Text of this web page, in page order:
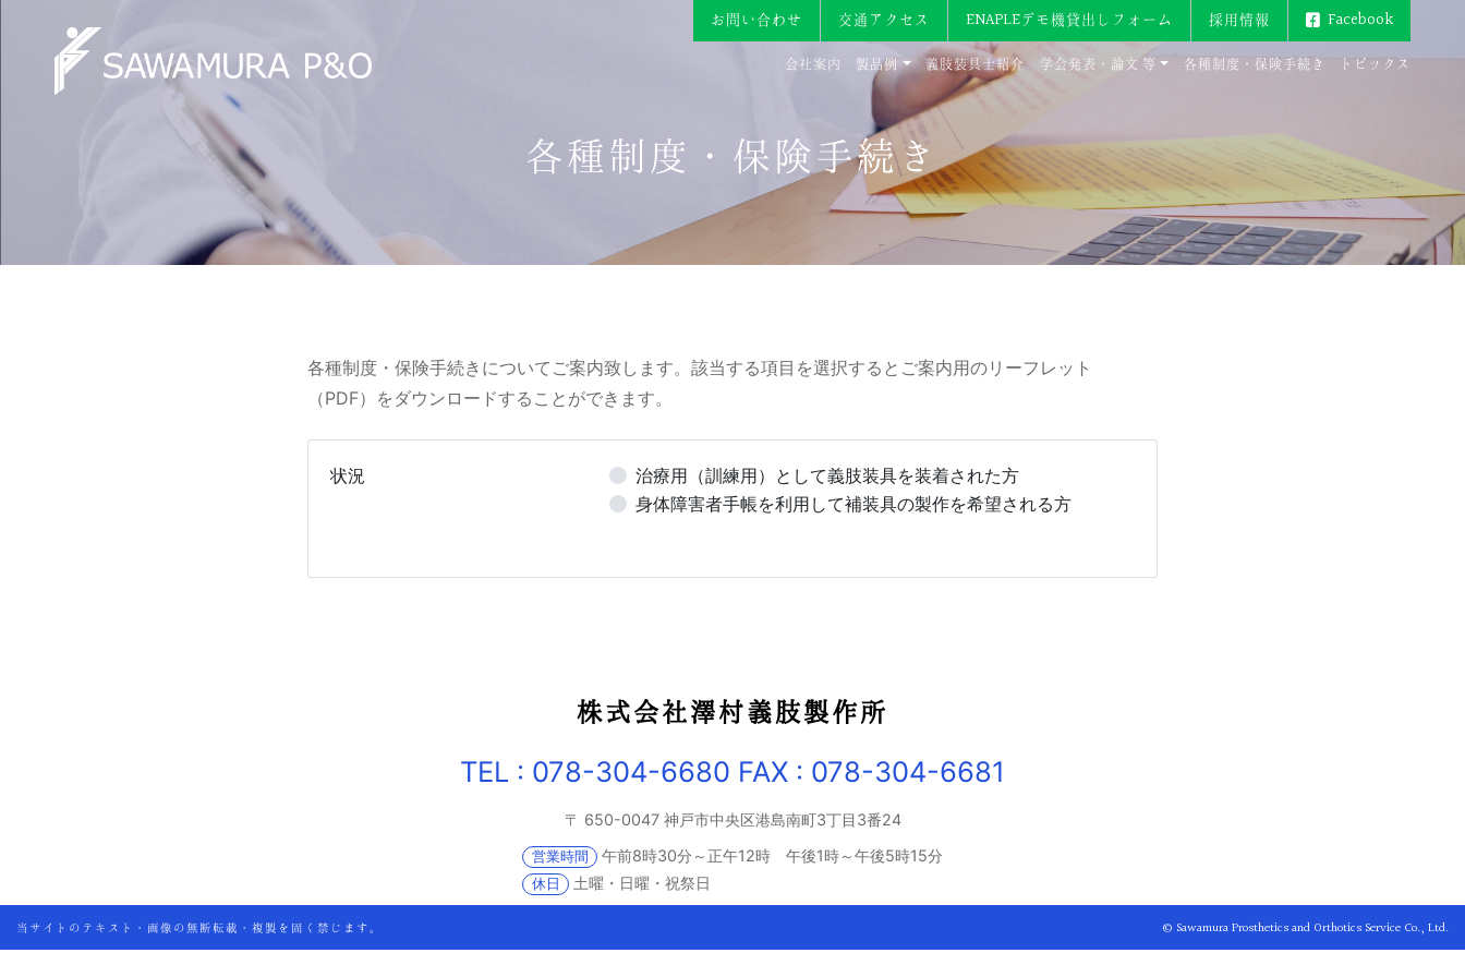
お問い合わせ 交通アクセス ENAPLEデモ機貸出しフォーム 採用情報 Facebook
会社案内 製品例 義肢装具士紹介 学会発表・論文 等 各種制度・保険手続き トピックス
各種制度・保険手続き
各種制度・保険手続きについてご案内致します。該当する項目を選択するとご案内用のリーフレット
（PDF）をダウンロードすることができます。
状況
治療用（訓練用）として義肢装具を装着された方
身体障害者手帳を利用して補装具の製作を希望される方
株式会社澤村義肢製作所
TEL : 078-304-6680 FAX : 078-304-6681
〒 650-0047 神戸市中央区港島南町3丁目3番24
営業時間 午前8時30分～正午12時 午後1時～午後5時15分
休日 土曜・日曜・祝祭日
当サイトのテキスト・画像の無断転載・複製を固く禁じます。 © Sawamura Prosthetics and Orthotics Service Co., Ltd.